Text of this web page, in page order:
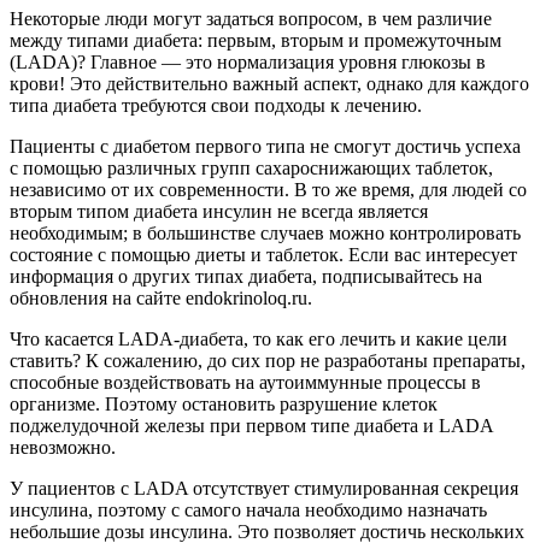
Некоторые люди могут задаться вопросом, в чем различие
между типами диабета: первым, вторым и промежуточным
(LADA)? Главное — это нормализация уровня глюкозы в
крови! Это действительно важный аспект, однако для каждого
типа диабета требуются свои подходы к лечению.
Пациенты с диабетом первого типа не смогут достичь успеха
с помощью различных групп сахароснижающих таблеток,
независимо от их современности. В то же время, для людей со
вторым типом диабета инсулин не всегда является
необходимым; в большинстве случаев можно контролировать
состояние с помощью диеты и таблеток. Если вас интересует
информация о других типах диабета, подписывайтесь на
обновления на сайте endokrinoloq.ru.
Что касается LADA-диабета, то как его лечить и какие цели
ставить? К сожалению, до сих пор не разработаны препараты,
способные воздействовать на аутоиммунные процессы в
организме. Поэтому остановить разрушение клеток
поджелудочной железы при первом типе диабета и LADA
невозможно.
У пациентов с LADA отсутствует стимулированная секреция
инсулина, поэтому с самого начала необходимо назначать
небольшие дозы инсулина. Это позволяет достичь нескольких